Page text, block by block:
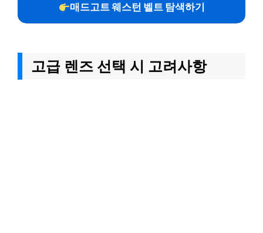
매드고트 웨스턴 벨트 탐색하기
고급 렌즈 선택 시 고려사항